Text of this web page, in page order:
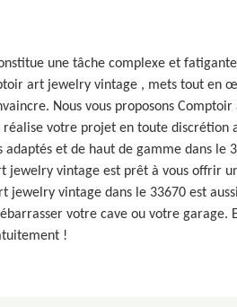
une tâche complexe et
art jewelry vintage , mets tout en
Nous vous proposons
votre projet en toute discrétion
et de haut de gamme dans le
jewelry vintage est prêt à vous offrir
jewelry vintage dans le 33670 est
votre cave ou votre garage.
!